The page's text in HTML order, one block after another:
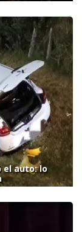
el auto: lo